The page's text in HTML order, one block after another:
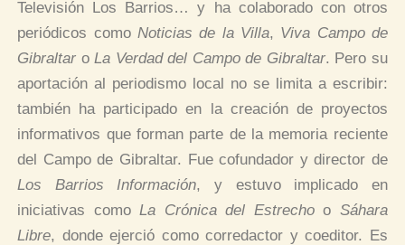
Televisión Los Barrios… y ha colaborado con otros
periódicos como Noticias de la Villa, Viva Campo de
Gibraltar oLa Verdad del Campo de Gibraltar. Pero su
aportación al periodismo local no se limita a escribir:
también ha participado en la creación de proyectos
informativos que forman parte de la memoria reciente
del Campo de Gibraltar. Fue cofundador y director de
Los Barrios Información, y estuvo implicado en
iniciativas comoLa Crónica del Estrechoo Sáhara
Libre, donde ejerció como corredactor y coeditor. Es